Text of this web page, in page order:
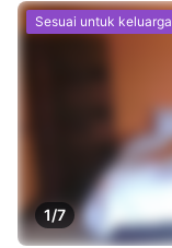
1/7
Sesuai untuk keluarga